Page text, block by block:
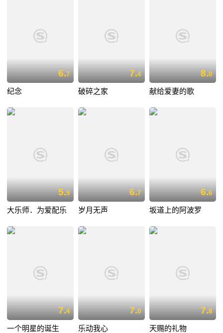
6.7
纪念
7.4
破碎之家
8.0
献给爱妻的歌
5.9
大乐师．为爱配乐
6.7
岁月无声
6.6
坂道上的阿波罗
7.4
一个明星的诞生
7.0
乐动我心
7.8
天赐的礼物